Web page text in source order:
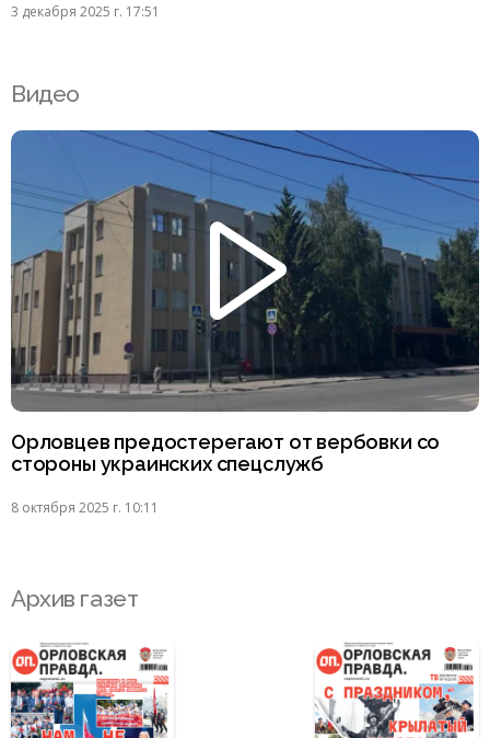
3 декабря 2025 г. 17:51
Видео
Орловцев предостерегают от вербовки со
стороны украинских спецслужб
8 октября 2025 г. 10:11
Архив газет